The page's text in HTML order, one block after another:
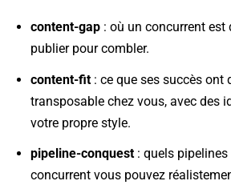
content-gap : où un concurrent est
publier pour combler.
content-fit: ce que ses succès ont
transposable chez vous, avec des
votre propre style.
pipeline-conquest: quels pipelines
concurrent vous pouvez